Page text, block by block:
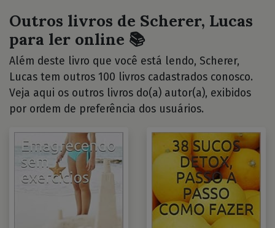
Outros livros de Scherer, Lucas
para ler online 📚
Além deste livro que você está lendo, Scherer,
Lucas tem outros 100 livros cadastrados conosco.
Veja aqui os outros livros do(a) autor(a), exibidos
por ordem de preferência dos usuários.